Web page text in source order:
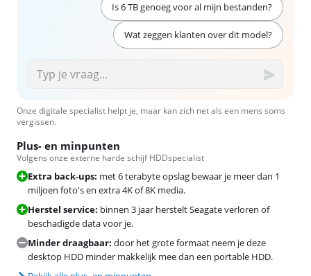
Is 6 TB genoeg voor al mijn bestanden?
Wat zeggen klanten over dit model?
Onze digitale specialist helpt je, maar kan zich net als een mens soms
vergissen.
Plus- en minpunten
Volgens onze externe harde schijf HDDspecialist
Extra back-ups: met 6 terabyte opslag bewaar je meer dan 1
miljoen foto's en extra 4K of 8K media.
Herstel service: binnen 3 jaar herstelt Seagate verloren of
beschadigde data voor je.
Minder draagbaar: door het grote formaat neem je deze
desktop HDD minder makkelijk mee dan een portable HDD.